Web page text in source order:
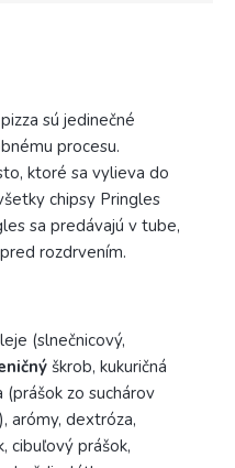
sú jedinečné
procesu.
ktoré sa vylieva do
chipsy Pringles
sa predávajú v tube,
rozdrvením.
(slnečnicový,
škrob, kukuričná
(prášok zo suchárov
), arómy, dextróza,
cibuľový prášok,